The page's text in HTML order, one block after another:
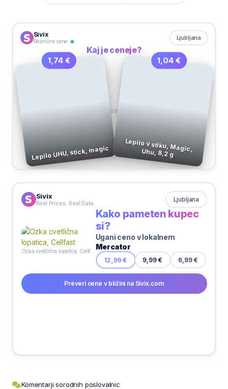
Sivix
Resnične cene
Ljubljana
Kaj je ceneje?
1,74 €
Lepilo UHU, stick, magic
VS
1,04 €
Lepilo v stiku, Magic,
Uhu, 8,2 g
Sivix
Real Prices. Real Data Ljubljana
Kako pameten kupec
si?
Ugani ceno v lokalnem
Mercator
12,99 € 9,99 € 6,99 €
Preveri cene v bližini na Sivix.com
Komentarji sorodnih poslovalnic